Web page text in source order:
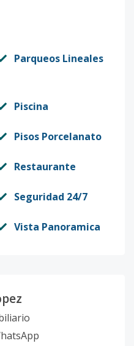
Parqueos Lineales
Piscina
Pisos Porcelanato
Restaurante
Seguridad 24/7
Vista Panoramica